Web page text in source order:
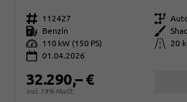
Fahrzeugnr. 112427 Getriebe
Kraftstoff
Benzin Außenfarbe
Leistung
110 kW (150 PS) Kilometerstand
20
01.04.2026
32.290,– €
incl. 19% MwSt.